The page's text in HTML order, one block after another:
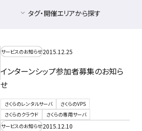
タグ・開催エリアから探す
サービスのお知らせ2015.12.25
インターンシップ参加者募集のお知ら
せ
さくらのレンタルサーバ
さくらのVPS
さくらのクラウド
さくらの専用サーバ
サービスのお知らせ2015.12.10